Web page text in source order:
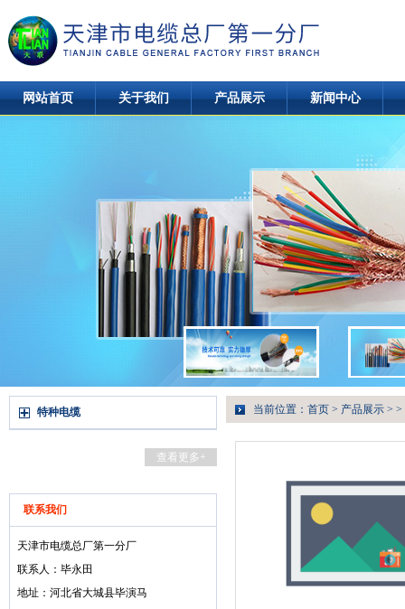
网站首页 关于我们 产品展示 新闻中心
特种电缆
查看更多+
联系我们
天津市电缆总厂第一分厂
联系人：毕永田
地址：河北省大城县毕演马
当前位置： 首页 > 产品展示 > >